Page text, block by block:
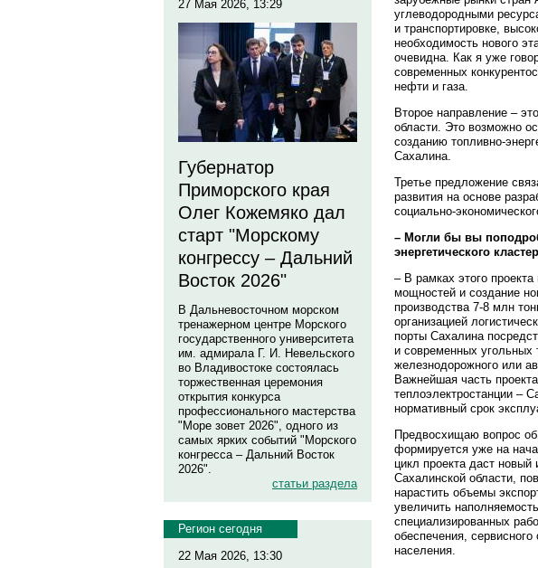
27 Мая 2026, 13:29
Губернатор
Приморского края
Олег Кожемяко дал
старт "Морскому
конгрессу – Дальний
Восток 2026"
В Дальневосточном морском
тренажерном центре Морского
государственного университета
им. адмирала Г. И. Невельского
во Владивостоке состоялась
торжественная церемония
открытия конкурса
профессионального мастерства
"Море зовет 2026", одного из
самых ярких событий "Морского
конгресса – Дальний Восток
2026".
статьи раздела
Регион сегодня
22 Мая 2026, 13:30
углеводородными
и транспортировке,
необходимость нового
очевидна. Как я уже
современных
нефти и газа.
Второе направление –
области. Это возможно
созданию топливно-
Сахалина.
Третье предложение
развития на основе
социально-
– Могли бы вы
энергетического
– В рамках этого
мощностей и создание
производства 7-8 млн
организацией
порты Сахалина
и современных угольных
железнодорожного или
Важнейшая часть
теплоэлектростанции –
нормативный срок
Предвосхищаю вопрос
формируется уже на
цикл проекта даст новый
Сахалинской области,
нарастить объемы
увеличить
специализированных
обеспечения,
населения.